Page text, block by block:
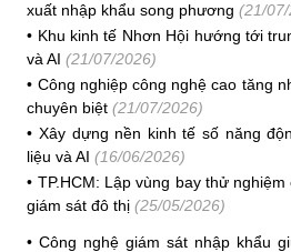
xuất nhập khẩu song phương (21/
• Khu kinh tế Nhơn Hội hướng tới
và AI (21/07/2026)
• Công nghiệp công nghệ cao tăng
chuyên biệt (21/07/2026)
•Xây dựng nền kinh tế số năng
liệu và AI (16/06/2026)
• TP.HCM: Lập vùng bay thử
giám sát đô thị (25/05/2026)
•Công nghệ giám sát nhập khẩu